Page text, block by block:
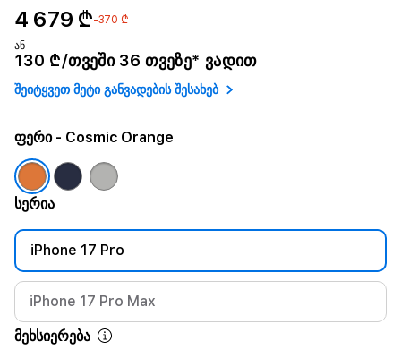
4 679 ₾-370 ₾
ან
130 ₾/თვეში 36 თვეზე* ვადით
შეიტყვეთ მეტი განვადების შესახებ
სერია
iPhone 17 Pro
iPhone 17 Pro Max
მეხსიერება
ფერი- Cosmic Orange